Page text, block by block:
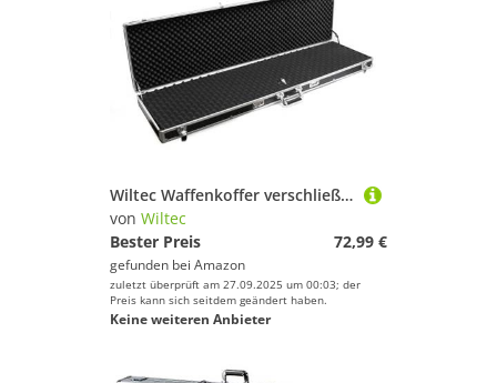
Wiltec Waffenkoffer verschließbar, 134x36x11cm, Gewehrkoffer aus Aluminium, Pistolenkoffer mit Zahlenschloss und Schlüssel
von Wiltec
Bester Preis
72,99 €
gefunden bei Amazon
zuletzt überprüft am 27.09.2025 um 00:03; der
Preis kann sich seitdem geändert haben.
Keine weiteren Anbieter